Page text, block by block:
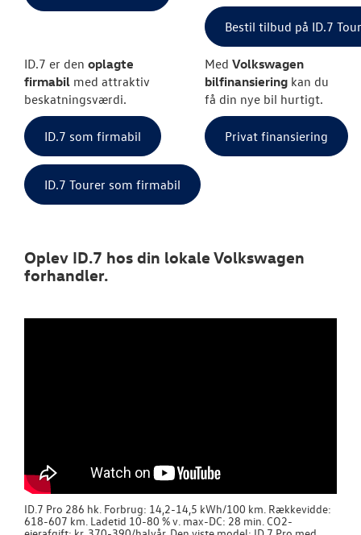
Bestil tilbud på ID.7
ID.7 er den oplagte
firmabil med attraktiv
beskatningsværdi.
ID.7 som firmabil
ID.7 Tourer som firmabil
Med Volkswagen
bilfinansiering kan du
få din nye bil hurtigt.
Privat finansiering
Oplev ID.7 hos din lokale Volkswagen
forhandler.
ID.7 Pro 286 hk. Forbrug: 14,2-14,5 kWh/100 km. Rækkevidde:
618-607 km. Ladetid 10-80 % v. max-DC: 28 min. CO2-